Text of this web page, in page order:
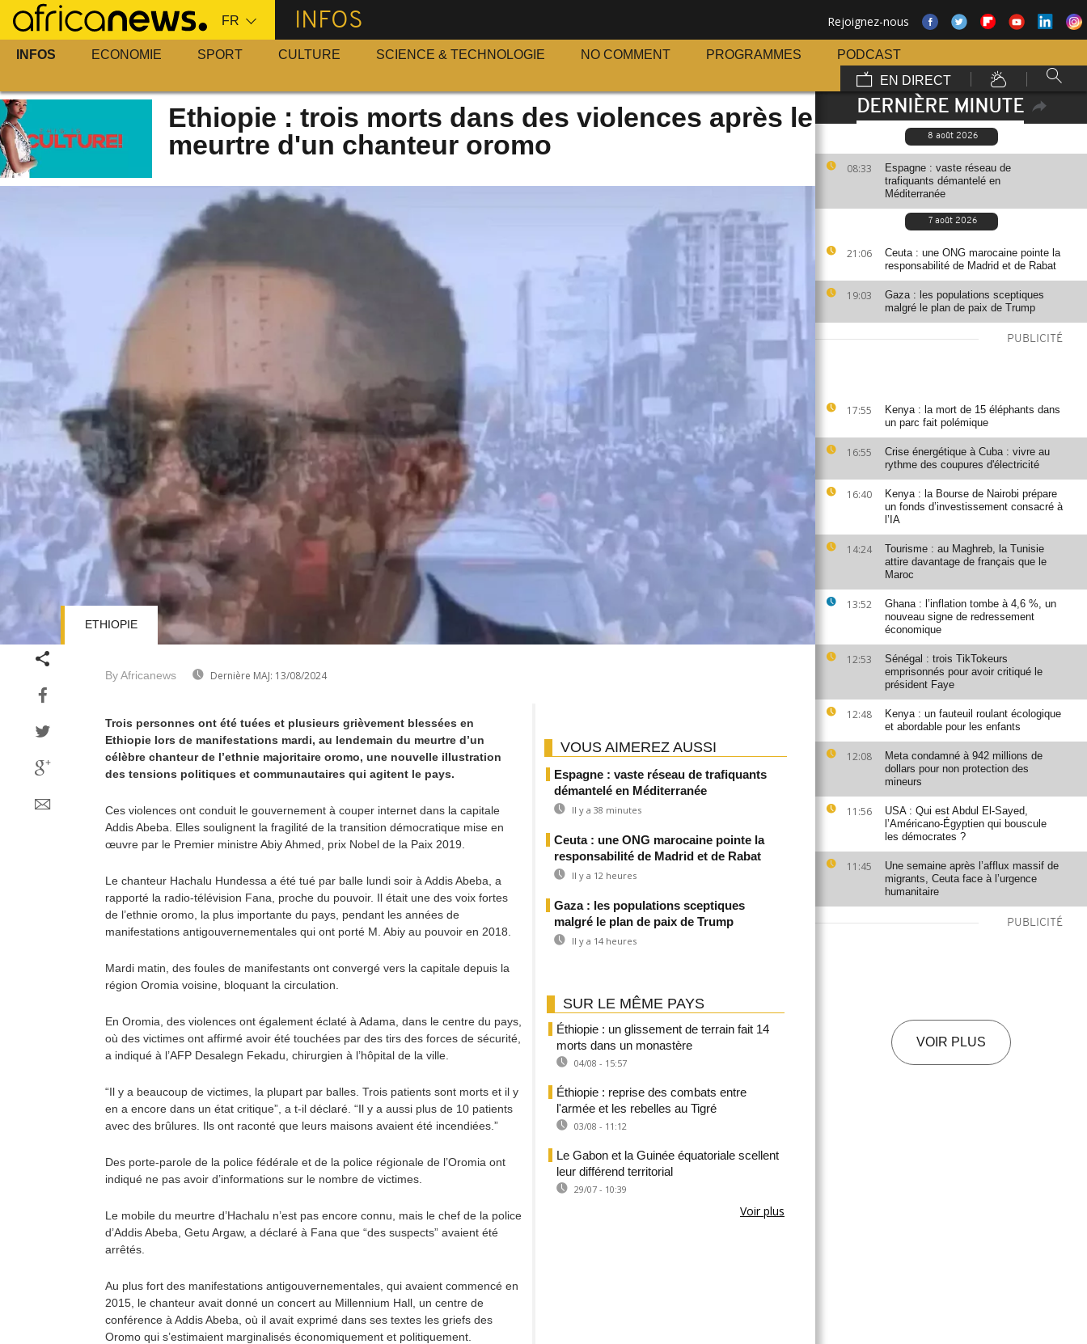
Passer
au
contenu
INFOS Rejoignez-nous
INFOS ECONOMIE SPORT CULTURE SCIENCE & TECHNOLOGIE NO COMMENT PROGRAMMES
PODCAST
EN DIRECT
DERNIÈRE MINUTE
8 août 2026
08:33
Espagne : vaste réseau de
trafiquants démantelé en
Méditerranée
7 août 2026
21:06
Ceuta : une ONG marocaine pointe la
responsabilité de Madrid et de Rabat
19:03
Gaza : les populations sceptiques
malgré le plan de paix de Trump
PUBLICITÉ
17:55
Kenya : la mort de 15 éléphants dans
un parc fait polémique
16:55
Crise énergétique à Cuba : vivre au
rythme des coupures d'électricité
16:40
Kenya : la Bourse de Nairobi prépare
un fonds d’investissement consacré à
l’IA
14:24
Tourisme : au Maghreb, la Tunisie
attire davantage de français que le
Maroc
13:52
Ghana : l’inflation tombe à 4,6 %, un
nouveau signe de redressement
économique
12:53
Sénégal : trois TikTokeurs
emprisonnés pour avoir critiqué le
président Faye
12:48
Kenya : un fauteuil roulant écologique
et abordable pour les enfants
12:08
Meta condamné à 942 millions de
dollars pour non protection des
mineurs
11:56
USA : Qui est Abdul El-Sayed,
l’Américano-Égyptien qui bouscule
les démocrates ?
11:45
Une semaine après l’afflux massif de
migrants, Ceuta face à l’urgence
humanitaire
PUBLICITÉ
VOIR PLUS
Ethiopie : trois morts dans des violences après le
meurtre d'un chanteur oromo
By Africanews Dernière MAJ: 13/08/2024
ETHIOPIE
Trois personnes ont été tuées et plusieurs grièvement blessées en
Ethiopie lors de manifestations mardi, au lendemain du meurtre d’un
célèbre chanteur de l’ethnie majoritaire oromo, une nouvelle illustration
des tensions politiques et communautaires qui agitent le pays.
Ces violences ont conduit le gouvernement à couper internet dans la capitale
Addis Abeba. Elles soulignent la fragilité de la transition démocratique mise en
œuvre par le Premier ministre Abiy Ahmed, prix Nobel de la Paix 2019.
Le chanteur Hachalu Hundessa a été tué par balle lundi soir à Addis Abeba, a
rapporté la radio-télévision Fana, proche du pouvoir. Il était une des voix fortes
de l’ethnie oromo, la plus importante du pays, pendant les années de
manifestations antigouvernementales qui ont porté M. Abiy au pouvoir en 2018.
Mardi matin, des foules de manifestants ont convergé vers la capitale depuis la
région Oromia voisine, bloquant la circulation.
En Oromia, des violences ont également éclaté à Adama, dans le centre du pays,
où des victimes ont affirmé avoir été touchées par des tirs des forces de sécurité,
a indiqué à l’AFP Desalegn Fekadu, chirurgien à l’hôpital de la ville.
“Il y a beaucoup de victimes, la plupart par balles. Trois patients sont morts et il y
en a encore dans un état critique”, a t-il déclaré. “Il y a aussi plus de 10 patients
avec des brûlures. Ils ont raconté que leurs maisons avaient été incendiées.”
Des porte-parole de la police fédérale et de la police régionale de l’Oromia ont
indiqué ne pas avoir d’informations sur le nombre de victimes.
Le mobile du meurtre d’Hachalu n’est pas encore connu, mais le chef de la police
d’Addis Abeba, Getu Argaw, a déclaré à Fana que “des suspects” avaient été
arrêtés.
Au plus fort des manifestations antigouvernementales, qui avaient commencé en
2015, le chanteur avait donné un concert au Millennium Hall, un centre de
conférence à Addis Abeba, où il avait exprimé dans ses textes les griefs des
Oromo qui s’estimaient marginalisés économiquement et politiquement.
VOUS AIMEREZ AUSSI
Espagne : vaste réseau de trafiquants
démantelé en Méditerranée
Il y a 38 minutes
Ceuta : une ONG marocaine pointe la
responsabilité de Madrid et de Rabat
Il y a 12 heures
Gaza : les populations sceptiques
malgré le plan de paix de Trump
Il y a 14 heures
SUR LE MÊME PAYS
Éthiopie : un glissement de terrain fait 14
morts dans un monastère
04/08 - 15:57
Éthiopie : reprise des combats entre
l'armée et les rebelles au Tigré
03/08 - 11:12
Le Gabon et la Guinée équatoriale scellent
leur différend territorial
29/07 - 10:39
Voir plus